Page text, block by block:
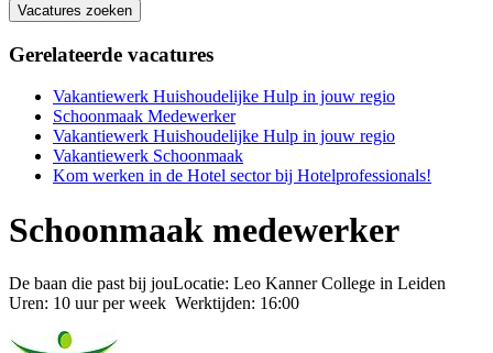
Vacatures zoeken
Gerelateerde vacatures
Vakantiewerk Huishoudelijke Hulp in jouw regio
Schoonmaak Medewerker
Vakantiewerk Huishoudelijke Hulp in jouw regio
Vakantiewerk Schoonmaak
Kom werken in de Hotel sector bij Hotelprofessionals!
Schoonmaak medewerker
De baan die past bij jouLocatie: Leo Kanner College in Leiden
Uren: 10 uur per week Werktijden: 16:00